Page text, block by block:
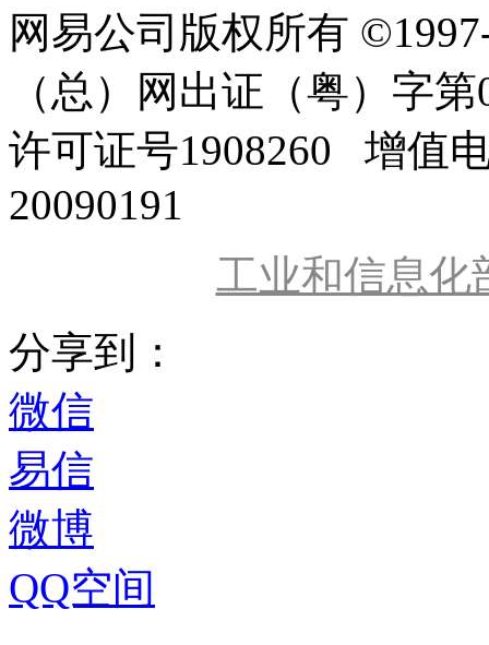
网易公司版权所有
（总）网出证（粤）字
许可证号1908260 增值
20090191
工业和信息化
分享到：
微信
易信
微博
QQ空间